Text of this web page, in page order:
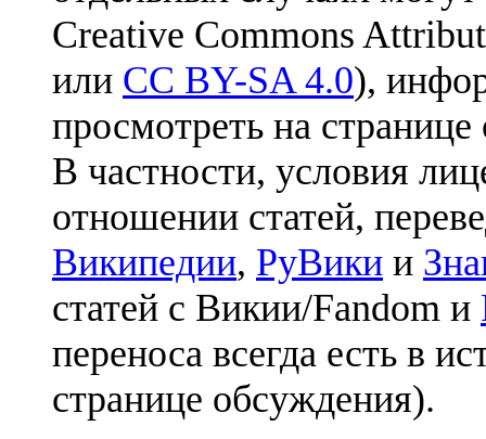
Creative Commons
или CC BY-SA 4.0),
просмотреть на
В частности, условия
отношении статей,
Википедии, РуВики и
статей с Викии/Fandom и
переноса всегда есть в
странице обсуждения).